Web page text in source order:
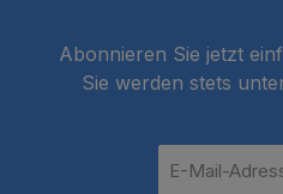
Abonnieren Sie jetzt
Sie werden stets
Mail-